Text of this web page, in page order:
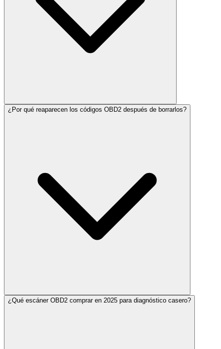
¿Por qué reaparecen los códigos OBD2 después de borrarlos?
¿Qué escáner OBD2 comprar en 2025 para diagnóstico casero?